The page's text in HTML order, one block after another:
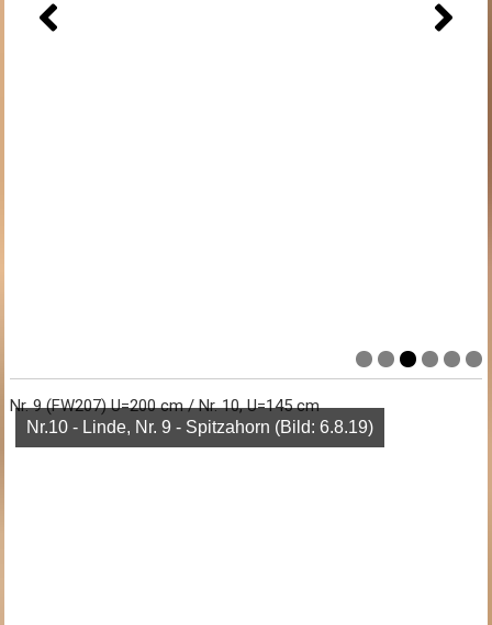
Nr. 9 (FW207) U=200 cm / Nr. 10, U=145 cm
Nr.10 - Linde, Nr. 9 - Spitzahorn (Bild: 6.8.19)